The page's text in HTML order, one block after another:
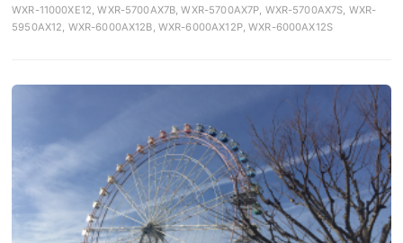
WXR-11000XE12, WXR-5700AX7B, WXR-5700AX7P, WXR-5700AX7S, WXR-
5950AX12, WXR-6000AX12B, WXR-6000AX12P, WXR-6000AX12S